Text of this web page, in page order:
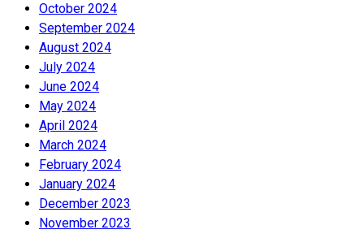
October 2024
September 2024
August 2024
July 2024
June 2024
May 2024
April 2024
March 2024
February 2024
January 2024
December 2023
November 2023